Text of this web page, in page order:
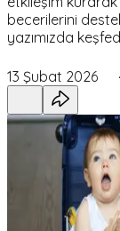
becerilerini
yazımızda
13 Şubat 2026